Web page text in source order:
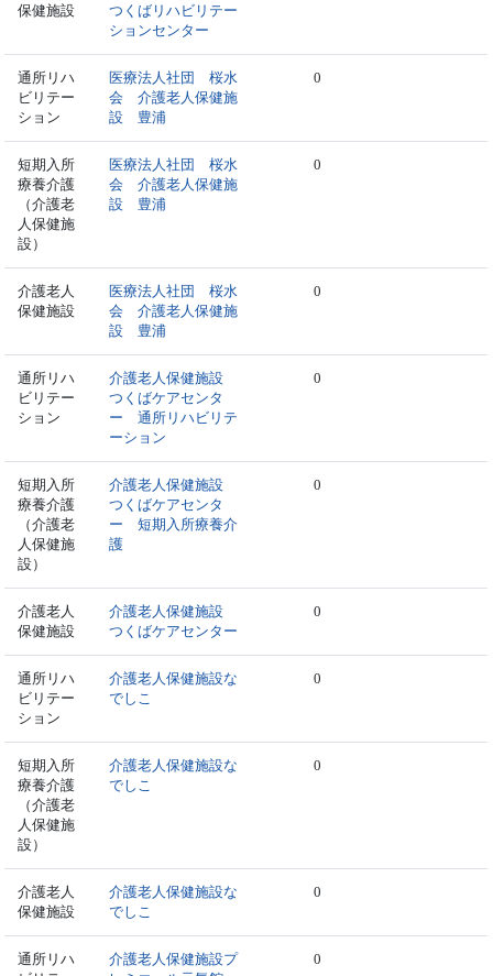
保健施設
つくばリハビリテー
ションセンター
通所リハ
ビリテー
ション
医療法人社団 桜水
会 介護老人保健施
設 豊浦
0
短期入所
療養介護
（介護老
人保健施
設）
医療法人社団 桜水
会 介護老人保健施
設 豊浦
0
介護老人
保健施設
医療法人社団 桜水
会 介護老人保健施
設 豊浦
0
通所リハ
ビリテー
ション
介護老人保健施設
つくばケアセンタ
ー 通所リハビリテ
ーション
0
短期入所
療養介護
（介護老
人保健施
設）
介護老人保健施設
つくばケアセンタ
ー 短期入所療養介
護
0
介護老人
保健施設
介護老人保健施設
つくばケアセンター
0
通所リハ
ビリテー
ション
介護老人保健施設な
でしこ
0
短期入所
療養介護
（介護老
人保健施
設）
介護老人保健施設な
でしこ
0
介護老人
保健施設
介護老人保健施設な
でしこ
0
通所リハ
介護老人保健施設プ
0